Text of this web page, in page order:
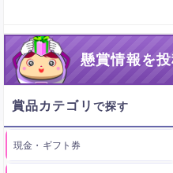
懸賞情報を
賞品カテゴリ
現金・ギフト券